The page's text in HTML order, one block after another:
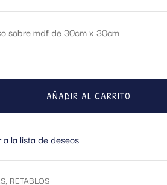
sobre mdf de 30cm x 30cm
AÑADIR AL CARRITO
a la lista de deseos
, RETABLOS